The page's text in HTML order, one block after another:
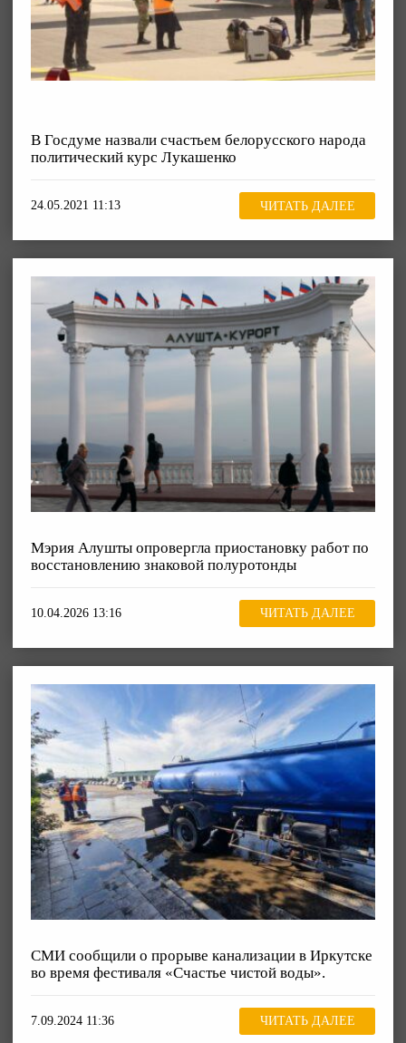
В Госдуме назвали счастьем белорусского народа
политический курс Лукашенко
24.05.2021 11:13 ЧИТАТЬ ДАЛЕЕ
Мэрия Алушты опровергла приостановку работ по
восстановлению знаковой полуротонды
10.04.2026 13:16 ЧИТАТЬ ДАЛЕЕ
СМИ сообщили о прорыве канализации в Иркутске
во время фестиваля «Счастье чистой воды».
7.09.2024 11:36 ЧИТАТЬ ДАЛЕЕ